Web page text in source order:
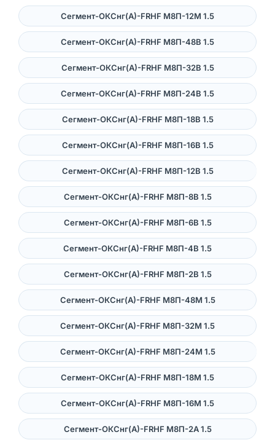
Сегмент-ОКСнг(А)-FRHF M8П-12М 1.5
Сегмент-ОКСнг(А)-FRHF M8П-48В 1.5
Сегмент-ОКСнг(А)-FRHF M8П-32В 1.5
Сегмент-ОКСнг(А)-FRHF M8П-24В 1.5
Сегмент-ОКСнг(А)-FRHF M8П-18В 1.5
Сегмент-ОКСнг(А)-FRHF M8П-16В 1.5
Сегмент-ОКСнг(А)-FRHF M8П-12В 1.5
Сегмент-ОКСнг(А)-FRHF M8П-8В 1.5
Сегмент-ОКСнг(А)-FRHF M8П-6В 1.5
Сегмент-ОКСнг(А)-FRHF M8П-4В 1.5
Сегмент-ОКСнг(А)-FRHF M8П-2В 1.5
Сегмент-ОКСнг(А)-FRHF M8П-48М 1.5
Сегмент-ОКСнг(А)-FRHF M8П-32М 1.5
Сегмент-ОКСнг(А)-FRHF M8П-24М 1.5
Сегмент-ОКСнг(А)-FRHF M8П-18М 1.5
Сегмент-ОКСнг(А)-FRHF M8П-16М 1.5
Сегмент-ОКСнг(А)-FRHF M8П-2A 1.5